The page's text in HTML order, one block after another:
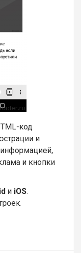
код
и
и кнопки
и iOS.